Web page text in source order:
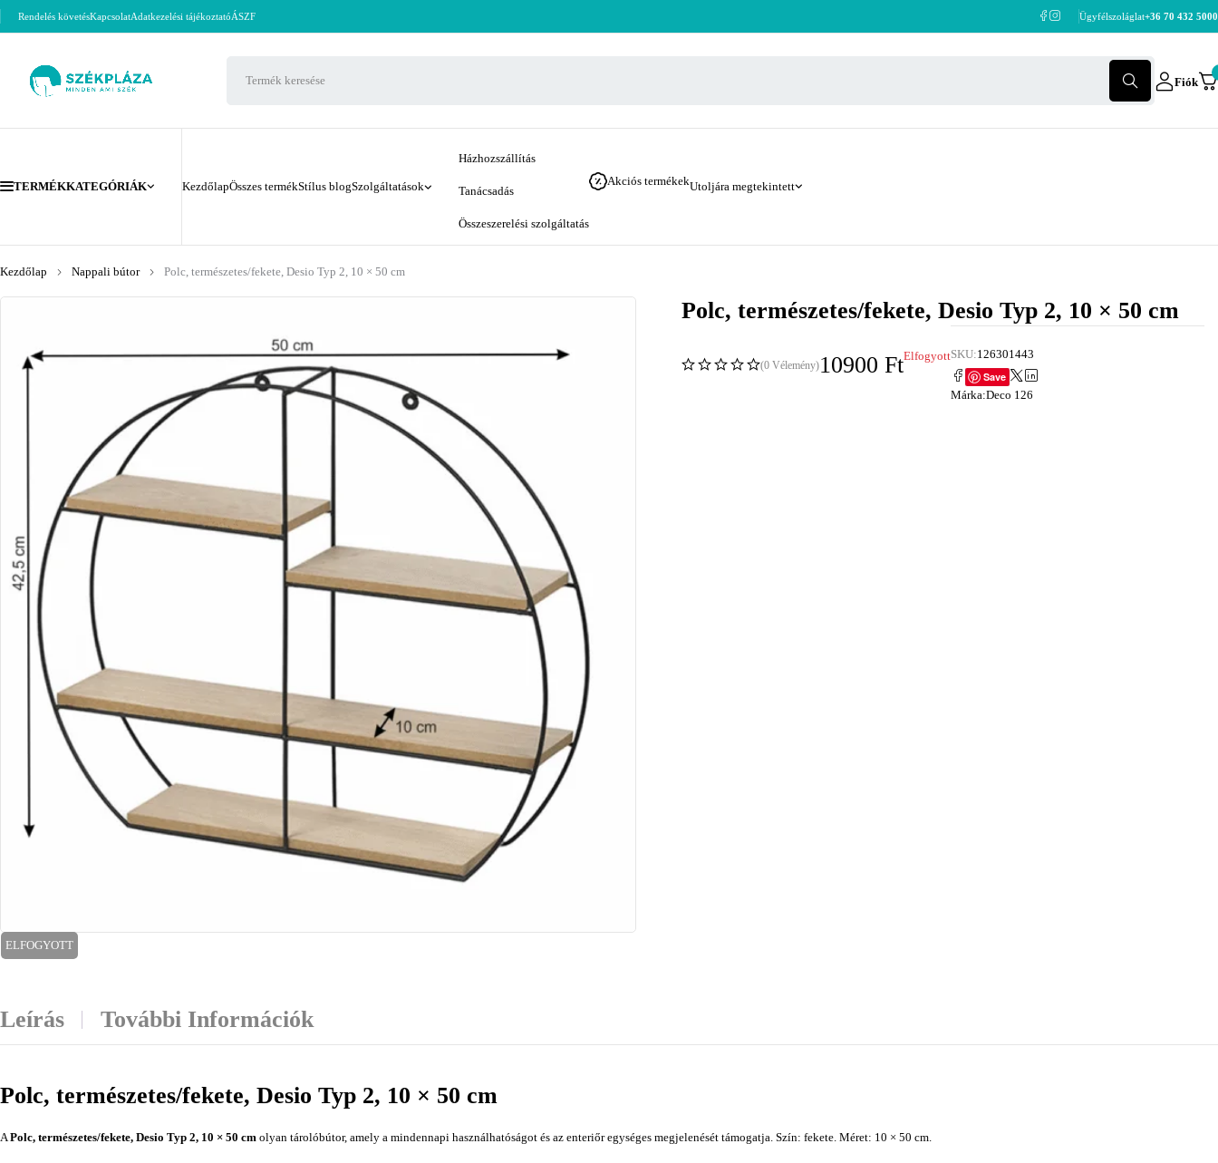
Rendelés követésKapcsolatAdatkezelési tájékoztatóÁSZF Ügyfélszoláglat+36 70 432 5000
Fiók
TERMÉKKATEGÓRIÁK KezdőlapÖsszes termékStílus blogSzolgáltatások
Házhozszállítás
Tanácsadás
Összeszerelési szolgáltatás
Akciós termékekUtoljára megtekintett
Kezdőlap Nappali bútor Polc, természetes/fekete, Desio Typ 2, 10 × 50 cm
ELFOGYOTT
Polc, természetes/fekete, Desio Typ 2, 10 × 50 cm
(0 Vélemény)10900 FtElfogyottSKU:126301443
Save
Márka:Deco 126
Leírás További Információk
Polc, természetes/fekete, Desio Typ 2, 10 × 50 cm
APolc, természetes/fekete, Desio Typ 2, 10 × 50 cm olyan tárolóbútor, amely a mindennapi használhatóságot és az enteriőr egységes megjelenését támogatja. Szín: fekete. Méret: 10 × 50 cm.